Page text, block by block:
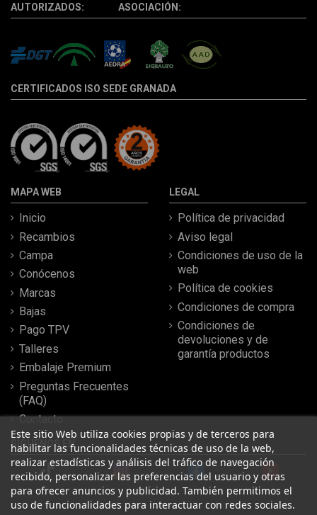
AUTORIZADOS: ASOCIACIÓN:
CERTIFICADOS ISO SEDE GRANADA
MAPA WEB
Inicio
Recambios
Campa
Conócenos
Marcas
Bajas
Pago TPV
Talleres
Embalaje Premium
Preguntas Frecuentes
(FAQ)
Contacto
LEGAL
Política de privacidad
Aviso legal
Condiciones de uso de la
web
Política de cookies
Condiciones de compra
Condiciones de
devoluciones y de
garantía productos
Este sitio Web utiliza cookies propias y de terceros para
habilitar las funcionalidades técnicas de uso de la web,
realizar estadísticas y análisis del tráfico de navegación
recibido, personalizar las preferencias del usuario y otras
para ofrecer anuncios y publicidad. También permitimos el
uso de funcionalidades para interactuar con redes sociales.
SÍGUENOS EN